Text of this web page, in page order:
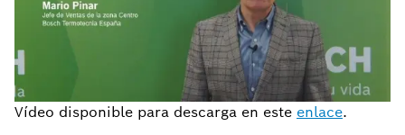
Vídeo disponible para descarga en este enlace.